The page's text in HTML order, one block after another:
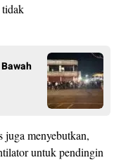
tidak
menyebutkan,
untuk pendingin